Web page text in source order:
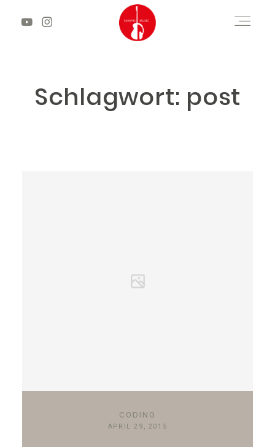
Schlagwort: post
CODING
APRIL 29, 2015